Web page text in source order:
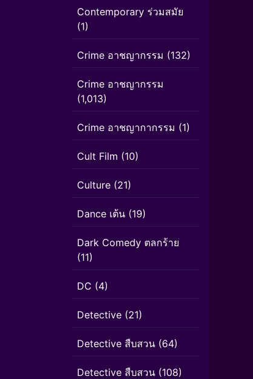
Contemporary ร่วมสมัย
(1)
Crime อาชญากรรม (132)
Crime อาชญากรรม
(1,013)
Crime อาชญากากรรม (1)
Cult Film (10)
Culture (21)
Dance เต้น (19)
Dark Comedy ตลกร้าย
(11)
DC (4)
Detective (21)
Detective สืบสวน (64)
Detective สืบสวน (108)